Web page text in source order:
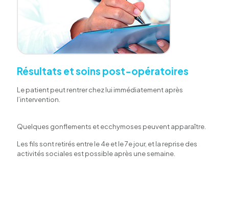
Résultats et soins post-opératoires
Le patient peut rentrer chez lui immédiatement après
l’intervention.
Quelques gonflements et ecchymoses peuvent apparaître.
Les fils sont retirés entre le 4e et le 7e jour, et la reprise des
activités sociales est possible après une semaine.